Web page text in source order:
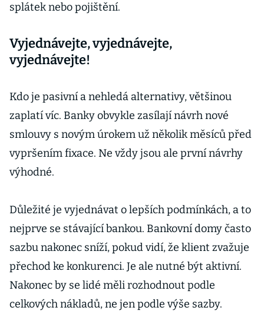
splátek nebo pojištění.
Vyjednávejte, vyjednávejte,
vyjednávejte!
Kdo je pasivní a nehledá alternativy, většinou
zaplatí víc. Banky obvykle zasílají návrh nové
smlouvy s novým úrokem už několik měsíců před
vypršením fixace. Ne vždy jsou ale první návrhy
výhodné.
Důležité je vyjednávat o lepších podmínkách, a to
nejprve se stávající bankou. Bankovní domy často
sazbu nakonec sníží, pokud vidí, že klient zvažuje
přechod ke konkurenci. Je ale nutné být aktivní.
Nakonec by se lidé měli rozhodnout podle
celkových nákladů, ne jen podle výše sazby.